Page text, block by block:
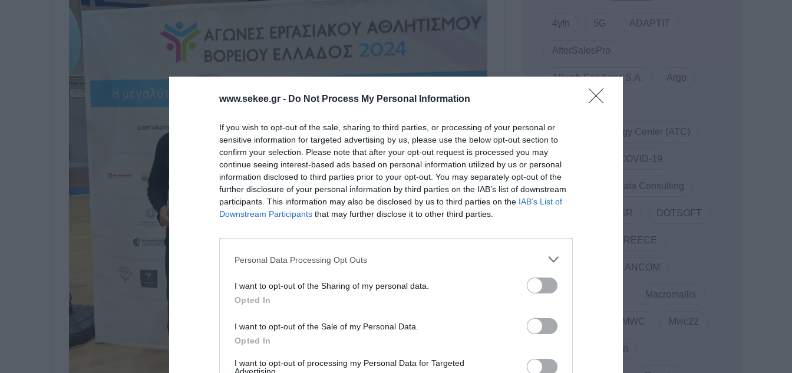
www.sekee.gr - Do Not Process My Personal Information
If you wish to opt-out of the sale, sharing to third parties, or processing of your personal or
sensitive information for targeted advertising by us, please use the below opt-out section to
confirm your selection. Please note that after your opt-out request is processed you may
continue seeing interest-based ads based on personal information utilized by us or personal
information disclosed to third parties prior to your opt-out. You may separately opt-out of the
further disclosure of your personal information by third parties on the IAB’s list of downstream
participants. This information may also be disclosed by us to third parties on the IAB’s List of
Downstream Participants that may further disclose it to other third parties.
Personal Data Processing Opt Outs
I want to opt-out of the Sharing of my personal data.
Opted In
I want to opt-out of the Sale of my Personal Data.
Opted In
I want to opt-out of processing my Personal Data for Targeted
4yfn 5G ADAPTIT
AfterSalesPro
Allweb Solutions S.A. Argo
Athens Technology Center (ATC)
COVID-19
COVID19 Data Consulting
DigitalSolidarityGR DOTSOFT
ENTERPRISE GREECE
LANCOM
Linked Business Macromallis
Markatatos MWC Mwc22
NewCollaboration